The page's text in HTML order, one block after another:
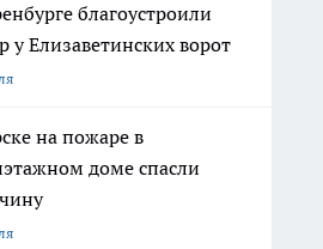
благоустроили
у Елизаветинских ворот
на пожаре в
доме спасли